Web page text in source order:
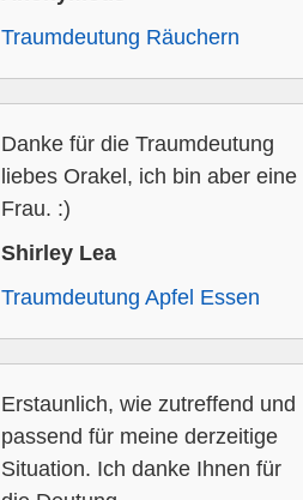
Traumdeutung Räuchern
Danke für die Traumdeutung
liebes Orakel, ich bin aber eine
Frau. :)
Shirley Lea
Traumdeutung Apfel Essen
Erstaunlich, wie zutreffend und
passend für meine derzeitige
Situation. Ich danke Ihnen für